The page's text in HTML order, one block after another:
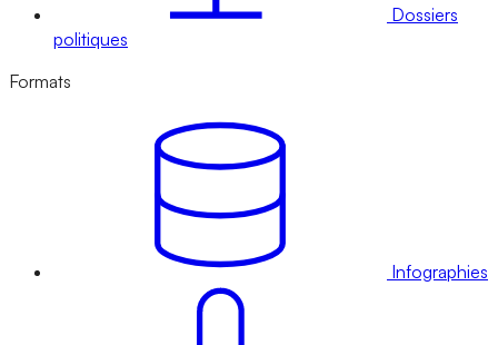
Dossiers
politiques
Formats
Infographies